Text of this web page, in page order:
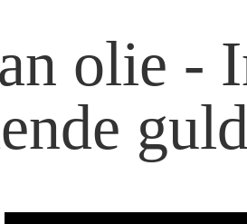
olie -
guld